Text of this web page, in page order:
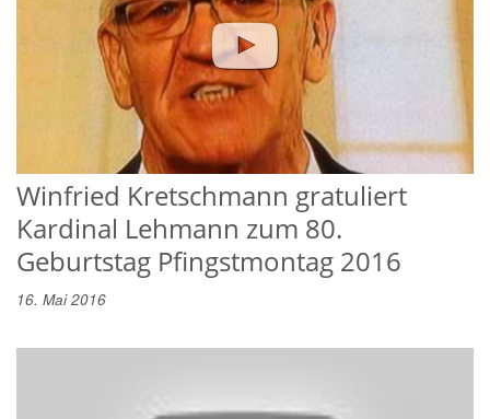
Winfried Kretschmann gratuliert
Kardinal Lehmann zum 80.
Geburtstag Pfingstmontag 2016
16. Mai 2016